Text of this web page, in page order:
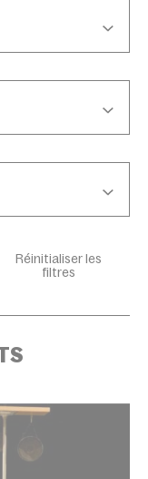
Réinitialiser les
filtres